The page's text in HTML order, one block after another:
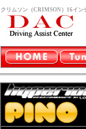
クリムソン（CRIMSON）16イン